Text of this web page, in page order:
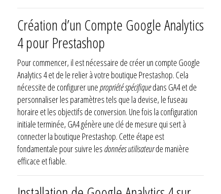
Création d’un Compte Google Analytics
4 pour Prestashop
Pour commencer, il est nécessaire de créer un compte Google
Analytics 4 et de le relier à votre boutique Prestashop. Cela
nécessite de configurer unepropriété spécifiquedans GA4 et de
personnaliser les paramètres tels que la devise, le fuseau
horaire et les objectifs de conversion. Une fois la configuration
initiale terminée, GA4 génère une clé de mesure qui sert à
connecter la boutique Prestashop. Cette étape est
fondamentale pour suivre les données utilisateurde manière
efficace et fiable.